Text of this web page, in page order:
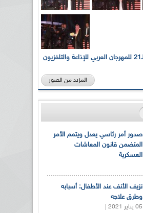
بالصور... الدورة الـ21 للمهرجان العربي للإذاعة والتلفزيون
المزيد من الصور
صدور أمر رئاسي يعدل ويتمم الأمر
المتضمن قانون المعاشات
العسكرية
نزيف الأنف عند الأطفال: أسبابه
وطرق علاجه
05 يناير 2021 |